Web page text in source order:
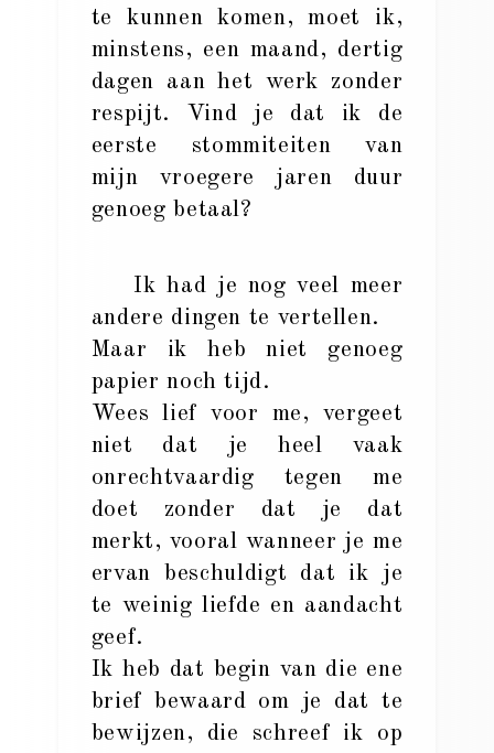
te kunnen komen, moet ik,
minstens, een maand, dertig
dagen aan het werk zonder
respijt. Vind je dat ik de
eerste stommiteiten van
mijn vroegere jaren duur
genoeg betaal?
Ik had je nog veel meer
andere dingen te vertellen.
Maar ik heb niet genoeg
papier noch tijd.
Wees lief voor me, vergeet
niet dat je heel vaak
onrechtvaardig tegen me
doet zonder dat je dat
merkt, vooral wanneer je me
ervan beschuldigt dat ik je
te weinig liefde en aandacht
geef.
Ik heb dat begin van die ene
brief bewaard om je dat te
bewijzen, die schreef ik op